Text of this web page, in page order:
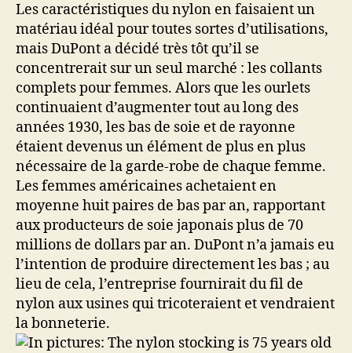
Les caractéristiques du nylon en faisaient un
matériau idéal pour toutes sortes d’utilisations,
mais DuPont a décidé très tôt qu’il se
concentrerait sur un seul marché : les collants
complets pour femmes. Alors que les ourlets
continuaient d’augmenter tout au long des
années 1930, les bas de soie et de rayonne
étaient devenus un élément de plus en plus
nécessaire de la garde-robe de chaque femme.
Les femmes américaines achetaient en
moyenne huit paires de bas par an, rapportant
aux producteurs de soie japonais plus de 70
millions de dollars par an. DuPont n’a jamais eu
l’intention de produire directement les bas ; au
lieu de cela, l’entreprise fournirait du fil de
nylon aux usines qui tricoteraient et vendraient
la bonneterie.